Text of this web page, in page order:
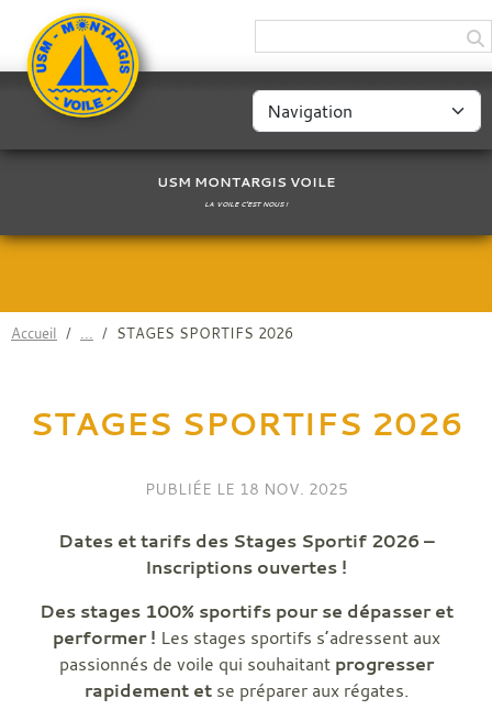
USM MONTARGIS VOILE
LA VOILE C'EST NOUS !
Accueil STAGES SPORTIFS 2026
STAGES SPORTIFS 2026
PUBLIÉE LE 18 NOV. 2025
Dates et tarifs des Stages Sportif 2026 –
Inscriptions ouvertes !
Des stages 100% sportifs pour se dépasser et
performer ! Les stages sportifs s’adressent aux
passionnés de voile qui souhaitant progresser
rapidement et se préparer aux régates.
Panneau de gestion des cookies